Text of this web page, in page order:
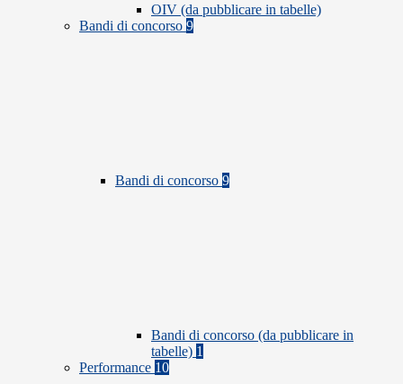
OIV (da pubblicare in tabelle)
Bandi di concorso 9
Bandi di concorso 9
Bandi di concorso (da pubblicare in
tabelle) 1
Performance 10